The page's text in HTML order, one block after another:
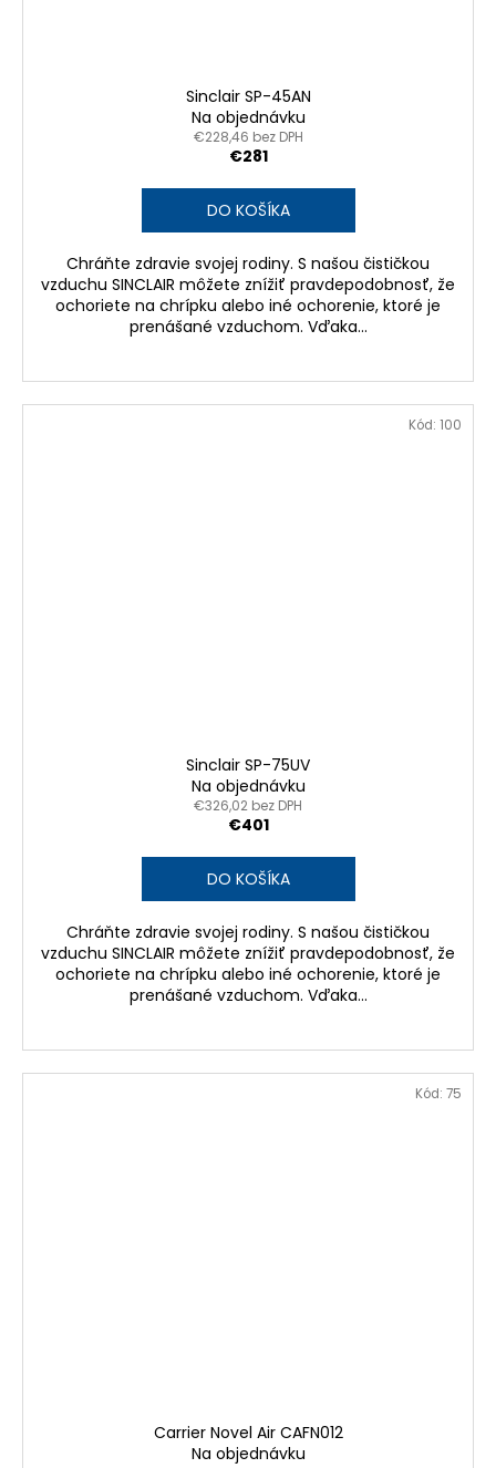
Sinclair SP-45AN
Na objednávku
€228,46 bez DPH
€281
DO KOŠÍKA
Chráňte zdravie svojej rodiny. S našou čističkou
vzduchu SINCLAIR môžete znížiť pravdepodobnosť, že
ochoriete na chrípku alebo iné ochorenie, ktoré je
prenášané vzduchom. Vďaka...
Sinclair SP-75UV
Na objednávku
€326,02 bez DPH
€401
DO KOŠÍKA
Chráňte zdravie svojej rodiny. S našou čističkou
vzduchu SINCLAIR môžete znížiť pravdepodobnosť, že
ochoriete na chrípku alebo iné ochorenie, ktoré je
prenášané vzduchom. Vďaka...
Kód: 100
Carrier Novel Air CAFN012
Na objednávku
Kód: 75